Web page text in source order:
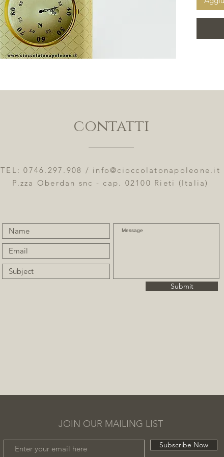
100g
36g -
contatti
TEL: 0746.297.908 / info@cioccolatonapoleone.it
P.zza Oberdan snc - cap. 02100 Rieti (Italia)
Submit
JOIN OUR MAILING LIST
Subscribe Now